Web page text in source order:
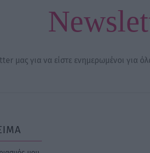
μας για να είστε ενημερωμένοι για